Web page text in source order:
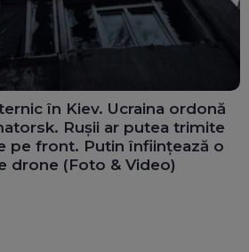
în Kiev. Ucraina ordonă
Rușii ar putea trimite
pe front. Putin înființează o
drone (Foto & Video)